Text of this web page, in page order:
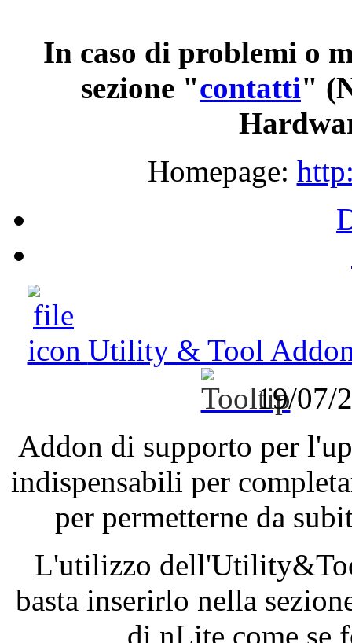
In caso di problemi o
sezione "contatti"
Homepage:
Utility & Tool
19/07/
Addon di supporto per
indispensabili per
per permetterne da
L'utilizzo dell'Utility
basta inserirlo nella
di nLite come se